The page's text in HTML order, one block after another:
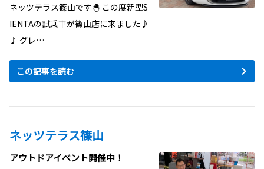
ネッツテラス篠山です🐣 この度新型S
IENTAの試乗車が篠山店に来ました♪
♪ グレ…
この記事を読む
ネッツテラス篠山
アウトドアイベント開催中！